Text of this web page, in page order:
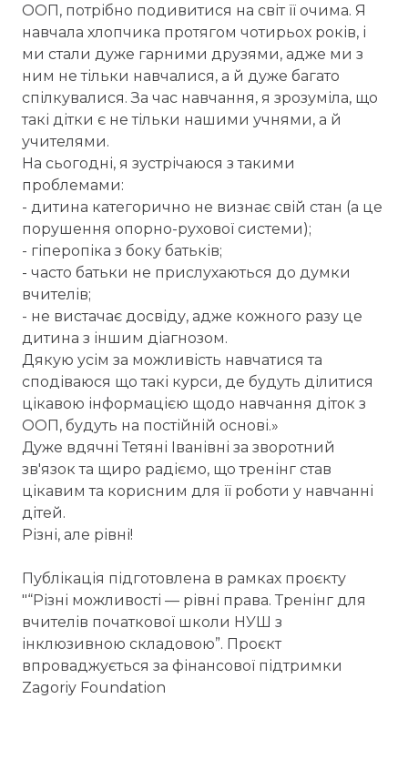
ООП, потрібно подивитися на світ її очима. Я
навчала хлопчика протягом чотирьох років, і
ми стали дуже гарними друзями, адже ми з
ним не тільки навчалися, а й дуже багато
спілкувалися. За час навчання, я зрозуміла, що
такі дітки є не тільки нашими учнями, а й
учителями.
На сьогодні, я зустрічаюся з такими
проблемами:
- дитина категорично не визнає свій стан (а це
порушення опорно-рухової системи);
- гіперопіка з боку батьків;
- часто батьки не прислухаються до думки
вчителів;
- не вистачає досвіду, адже кожного разу це
дитина з іншим діагнозом.
Дякую усім за можливість навчатися та
сподіваюся що такі курси, де будуть ділитися
цікавою інформацією щодо навчання діток з
ООП, будуть на постійній основі.»
Дуже вдячні Тетяні Іванівні за зворотний
зв'язок та щиро радіємо, що тренінг став
цікавим та корисним для її роботи у навчанні
дітей.
Різні, але рівні!
Публікація підготовлена в рамках проєкту
"“Різні можливості — рівні права. Тренінг для
вчителів початкової школи НУШ з
інклюзивною складовою”. Проєкт
впроваджується за фінансової підтримки
Zagoriy Foundation